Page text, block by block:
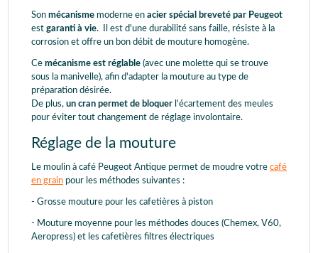
Son mécanisme moderne en acier spécial breveté par Peugeot
est garanti à vie. Il est d'une durabilité sans faille, résiste à la
corrosion et offre un bon débit de mouture homogène.
Ce mécanisme est réglable (avec une molette qui se trouve
sous la manivelle), afin d'adapter la mouture au type de
préparation désirée.
De plus, un cran permet de bloquer l'écartement des meules
pour éviter tout changement de réglage involontaire.
Réglage de la mouture
Le moulin à café Peugeot Antique permet de moudre votre café
en grain pour les méthodes suivantes :
- Grosse mouture pour les cafetières à piston
- Mouture moyenne pour les méthodes douces (Chemex, V60,
Aeropress) et les cafetières filtres électriques